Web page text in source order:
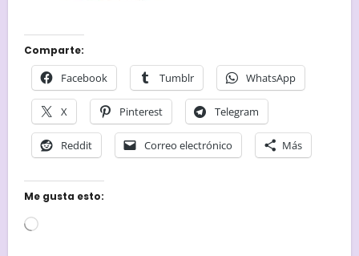
Comparte:
Facebook Tumblr WhatsApp
X Pinterest Telegram
Reddit Correo electrónico Más
Me gusta esto:
Cargando...